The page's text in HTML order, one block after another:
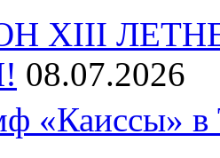
XIII
08.07.2026
«Каиссы» в